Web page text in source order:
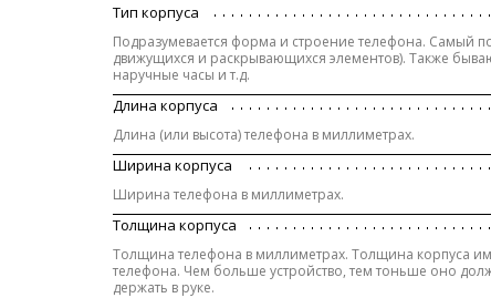
Тип корпуса
Подразумевается форма и строение телефона. Самый
движущихся и раскрывающихся элементов). Также
наручные часы и т.д.
Длина корпуса
Длина (или высота) телефона в миллиметрах.
Ширина корпуса
Ширина телефона в миллиметрах.
Толщина корпуса
Толщина телефона в миллиметрах. Толщина корпуса
телефона. Чем больше устройство, тем тоньше оно
держать в руке.